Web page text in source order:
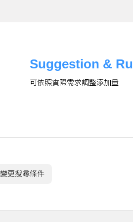
Suggestion &
可依照實際需求調整添加量
變更搜尋條件